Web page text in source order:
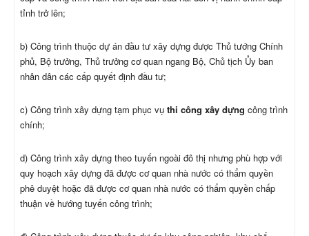
tỉnh trở lên;
b) Công trình thuộc dự án đầu tư xây dựng được Thủ tướng Chính
phủ, Bộ trưởng, Thủ trưởng cơ quan ngang Bộ, Chủ tịch Ủy ban
nhân dân các cấp quyết định đầu tư;
c) Công trình xây dựng tạm phục vụ thi công xây dựng công trình
chính;
d) Công trình xây dựng theo tuyến ngoài đô thị nhưng phù hợp với
quy hoạch xây dựng đã được cơ quan nhà nước có thẩm quyền
phê duyệt hoặc đã được cơ quan nhà nước có thẩm quyền chấp
thuận về hướng tuyến công trình;